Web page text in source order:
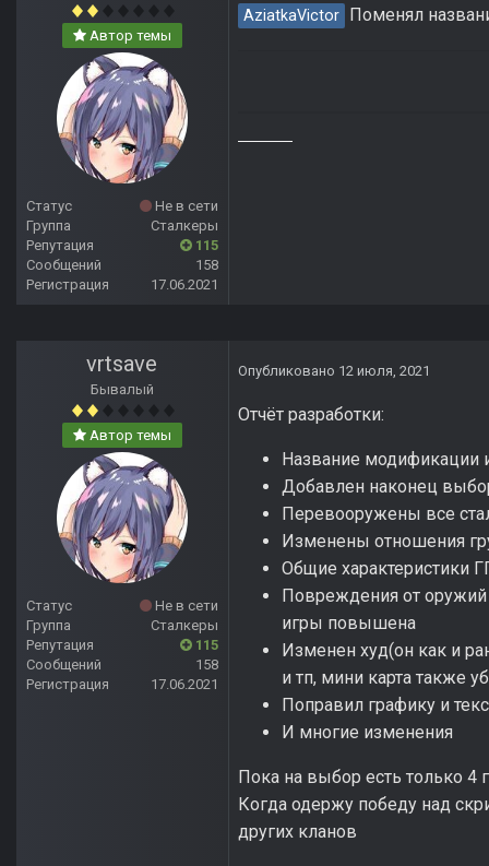
Автор темы
Статус
Не в сети
Группа
Сталкеры
Репутация
115
Сообщений
158
Регистрация
17.06.2021
AziatkaVictor Поменял
vrtsave
Бывалый
Автор темы
Статус
Не в сети
Группа
Сталкеры
Репутация
115
Сообщений
158
Регистрация
17.06.2021
Опубликовано 12 июля, 2021
Отчёт разработки:
Название модификации
Добавлен наконец
Перевооружены все
Изменены отношения
Общие характеристики
Повреждения от
игры повышена
Изменен худ(он как и
и тп, мини карта также
Поправил графику и
И многие изменения
Пока на выбор есть только 4
Когда одержу победу над
других кланов